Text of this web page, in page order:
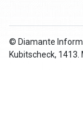
© Diamante
Kubitscheck,